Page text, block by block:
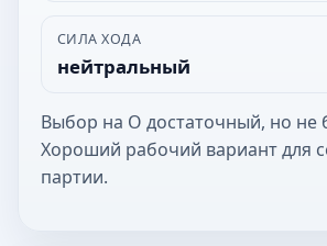
СИЛА ХОДА
нейтральный
Выбор на О достаточный, но не
Хороший рабочий вариант для
партии.